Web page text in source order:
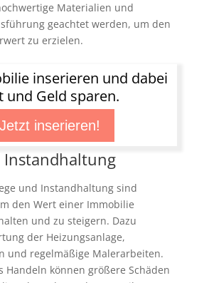
Materialien und
geachtet werden, um den
zu erzielen.
inserieren und dabei
und Geld sparen.
Jetzt inserieren!
Instandhaltung
und Instandhaltung sind
den Wert einer Immobilie
und zu steigern. Dazu
der Heizungsanlage,
und regelmäßige Malerarbeiten.
Handeln können größere Schäden